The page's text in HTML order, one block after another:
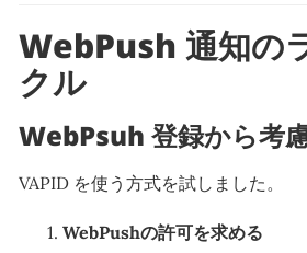
WebPush 通知の
クル
WebPsuh 登録から考
VAPID を使う方式を試しました。
WebPushの許可を求める